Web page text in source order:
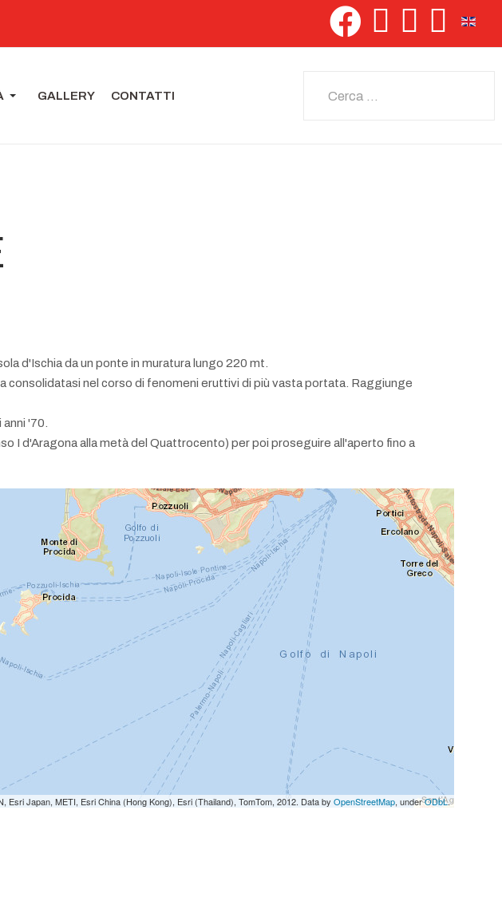
GALLERY CONTATTI
d'Ischia da un ponte in muratura lungo 220 mt.
consolidatasi nel corso di fenomeni eruttivi di più vasta portata. Raggiunge
'70.
I d'Aragona alla metà del Quattrocento) per poi proseguire all'aperto fino a
Japan, METI, Esri China (Hong Kong), Esri (Thailand), TomTom, 2012. Data by OpenStreetMap, underODbL.